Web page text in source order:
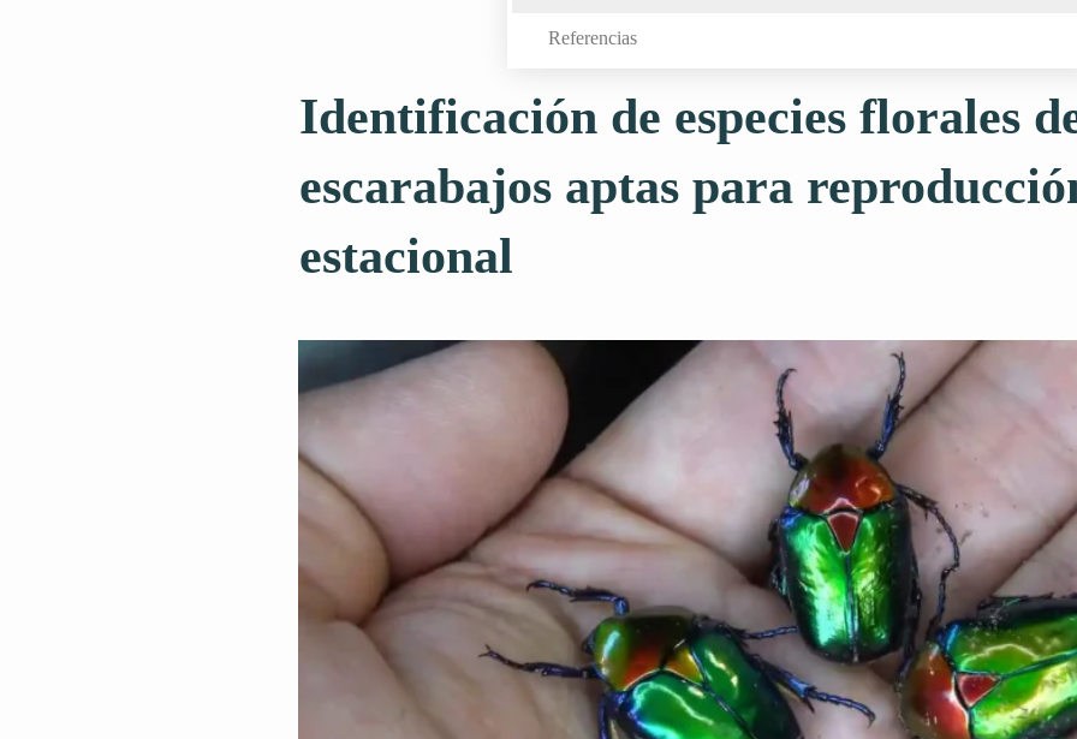
Referencias
Identificación de especies florales
escarabajos aptas para
estacional